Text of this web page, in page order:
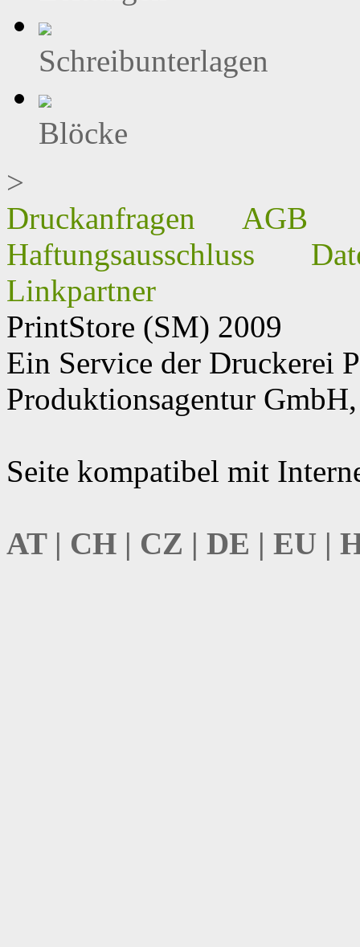
Schreibunterlagen
Blöcke
>
Druckanfragen
AGB
Haftungsausschluss
Linkpartner
PrintStore (SM) 2009
Ein Service der Druckerei
Produktionsagentur
Seite kompatibel mit
AT | CH | CZ | DE | EU |